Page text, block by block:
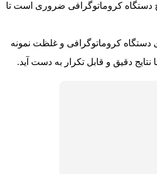
دستگاه کروماتوگرافی ضروری است تا
دستگاه کروماتوگرافی و غلظت نمونه
دقیق و قابل تکرار به دست آید.